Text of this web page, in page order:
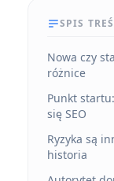
SPIS
Nowa czy
różnice
Punkt
się SEO
Ryzyka są
historia